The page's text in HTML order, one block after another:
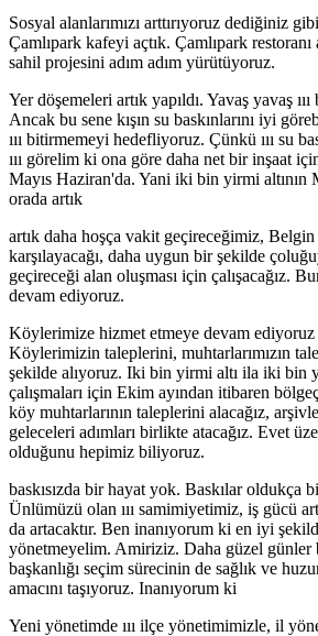
Sosyal alanlarımızı arttırıyoruz dediğiniz
Çamlıpark kafeyi açtık. Çamlıpark
sahil projesini adım adım yürütüyoruz.
Yer döşemeleri artık yapıldı. Yavaş yavaş
Ancak bu sene kışın su baskınlarını iyi
ııı bitirmemeyi hedefliyoruz. Çünkü ııı su
ııı görelim ki ona göre daha net bir inşaat
Mayıs Haziran'da. Yani iki bin yirmi altının
orada artık
artık daha hoşça vakit geçireceğimiz, Belgin
karşılayacağı, daha uygun bir şekilde
geçireceği alan oluşması için çalışacağız.
devam ediyoruz.
Köylerimize hizmet etmeye devam ediyoruz
Köylerimizin taleplerini, muhtarlarımızın
şekilde alıyoruz. Iki bin yirmi altı ila iki bin
çalışmaları için Ekim ayından itibaren
köy muhtarlarının taleplerini alacağız,
geleceleri adımları birlikte atacağız. Evet
olduğunu hepimiz biliyoruz.
baskısızda bir hayat yok. Baskılar oldukça
Ünlümüzü olan ııı samimiyetimiz, iş gücü
da artacaktır. Ben inanıyorum ki en iyi
yönetmeyelim. Amiriziz. Daha güzel günler
başkanlığı seçim sürecinin de sağlık ve
amacını taşıyoruz. Inanıyorum ki
Yeni yönetimde ııı ilçe yönetimimizle, il